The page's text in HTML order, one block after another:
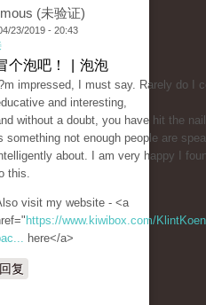
(未验证)
23/2019 - 20:43
个泡吧！ | 泡泡
impressed, I must say. Rarely do I
and interesting,
without a doubt, you have hit the
something not enough people are
about. I am very happy I
this.
visit my website - <a
https://www.kiwibox.com/
here</a>
回复